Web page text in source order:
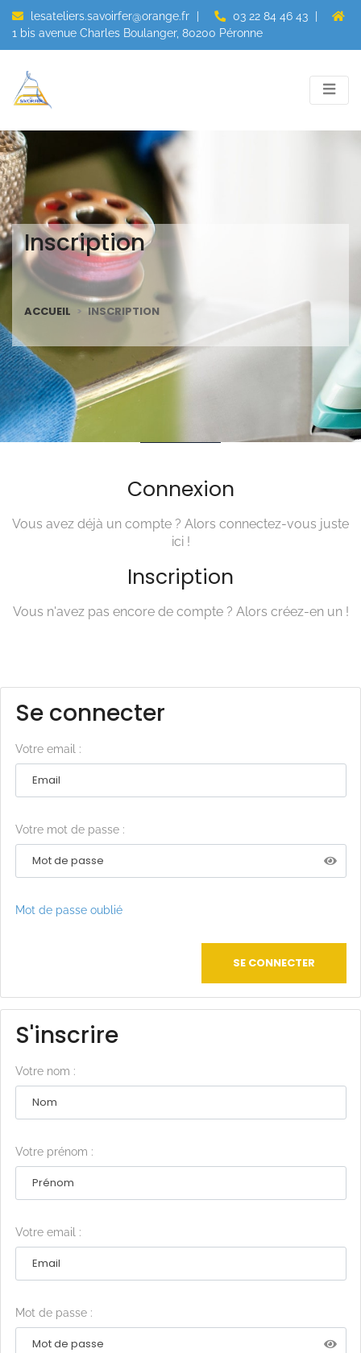
lesateliers.savoirfer@orange.fr 03 22 84 46 43
1 bis avenue Charles Boulanger, 80200 Péronne
Inscription
ACCUEIL INSCRIPTION
Connexion
Vous avez déjà un compte ? Alors connectez-vous juste
ici !
Inscription
Vous n'avez pas encore de compte ? Alors créez-en un !
Se connecter
Votre email :
Votre mot de passe :
Mot de passe oublié
SE CONNECTER
S'inscrire
Votre nom :
Votre prénom :
Votre email :
Mot de passe :